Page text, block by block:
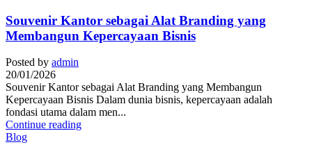
Souvenir Kantor sebagai Alat Branding yang
Membangun Kepercayaan Bisnis
Posted by admin
20/01/2026
Souvenir Kantor sebagai Alat Branding yang Membangun
Kepercayaan Bisnis Dalam dunia bisnis, kepercayaan adalah
fondasi utama dalam men...
Continue reading
Blog